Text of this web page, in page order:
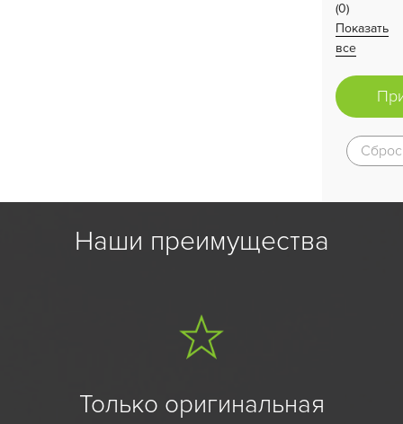
(0)
Показать
все
Наши преимущества
Только оригинальная